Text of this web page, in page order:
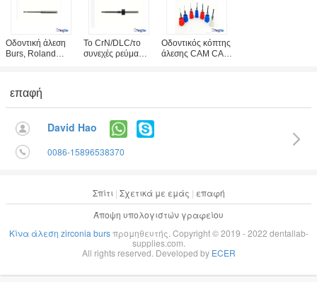
συστημάτων CAM
CAD αποδεκτή
συστημάτων που
Zirconia
πορσελάνης
μήκους 53mm
συνολικό χρήση
συστημάτων
Οδοντική άλεση
Burs, Roland
Το CrN/DLC/το
συνεχές ρεύμα
εργαστηρίων
Οδοντικός κόπτης
άλεσης CAM CAD
επαφή
David Hao
0086-15896538370
Σπίτι| Σχετικά με εμάς | επαφή
Άποψη υπολογιστών γραφείου
Κίνα άλεση zirconia bursπρομηθευτής. Copyright © 2019 - 2022 dentallab-
supplies.com.
All rights reserved. Developed by ECER